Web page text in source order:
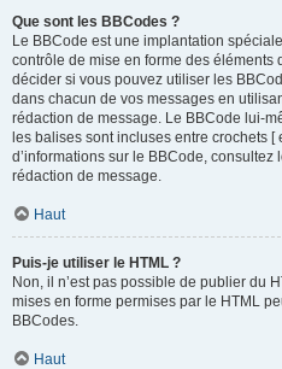
Que sont les BBCodes ?
Le BBCode est une implantation
contrôle de mise en forme des éléments
décider si vous pouvez utiliser les
dans chacun de vos messages en
rédaction de message. Le BBCode lui-
les balises sont incluses entre crochets [
d’informations sur le BBCode,
rédaction de message.
Haut
Puis-je utiliser le HTML ?
Non, il n’est pas possible de publier du
mises en forme permises par le HTML
BBCodes.
Haut